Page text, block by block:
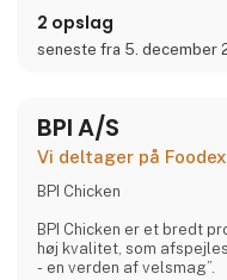
2 opslag
seneste fra 5. december
BPI A/S
Vi deltager på
BPI Chicken
BPI Chicken er et bredt
høj kvalitet, som
- en verden af velsmag”.